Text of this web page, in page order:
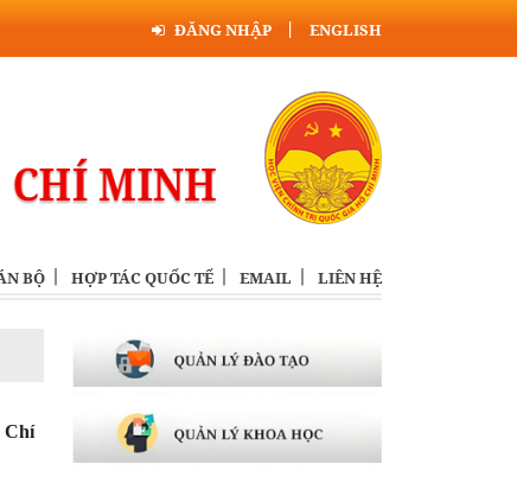
ĐĂNG NHẬP ENGLISH
BỘ HỢP TÁC QUỐC TẾ EMAIL LIÊN HỆ
Chí